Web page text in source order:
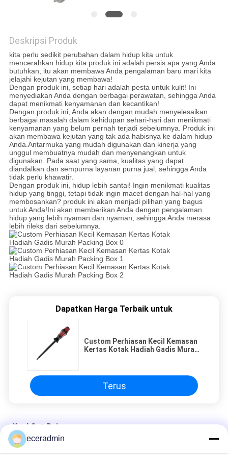
KEBIJAKAN
PRIVASI
Deskripsi Produk
kita perlu sedikit perubahan dalam hidup kita untuk
mencerahkan hidup kita produk ini adalah persis apa yang Anda
butuhkan, itu akan membawa Anda pengalaman baru mari kita
jelajahi kejutan yang membawa!
Dengan produk ini, setiap hari adalah pesta untuk kulit! Ini
menyediakan Anda dengan berbagai perawatan, sehingga Anda
dapat menikmati kenyamanan dan kecantikan!
Dengan produk ini, Anda akan dengan mudah menyelesaikan
berbagai masalah dalam kehidupan sehari-hari dan menikmati
kenyamanan yang belum pernah terjadi sebelumnya. Produk ini
akan membawa kejutan yang tak ada habisnya ke dalam hidup
Anda.Antarmuka yang mudah digunakan dan kinerja yang
unggul membuatnya mudah dan menyenangkan untuk
digunakan. Pada saat yang sama, kualitas yang dapat
diandalkan dan sempurna layanan purna jual, sehingga Anda
tidak perlu khawatir.
Dengan produk ini, hidup lebih santai! Ingin menikmati kualitas
hidup yang tinggi, tetapi tidak ingin macet dengan hal-hal yang
membosankan? produk ini akan menjadi pilihan yang bagus
untuk Anda!Ini akan memberikan Anda dengan pengalaman
hidup yang lebih nyaman dan nyaman, sehingga Anda merasa
lebih rileks dari sebelumnya.
Dapatkan Harga Terbaik untuk
Custom Perhiasan Kecil Kemasan
Kertas Kotak Hadiah Gadis Murah
Terus
Keel Cat Baja
Custom Perhiasan Kecil Kemasan Kertas Kotak Hadiah Gadis
eceradmin